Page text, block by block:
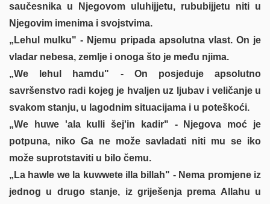
saučesnika u Njegovom uluhijjetu, rububijjetu niti u
Njegovim imenima i svojstvima.
„Lehul mulku" - Njemu pripada apsolutna vlast. On je
vladar nebesa, zemlje i onoga što je među njima.
„We lehul hamdu" - On posjeduje apsolutno
savršenstvo radi kojeg je hvaljen uz ljubav i veličanje u
svakom stanju, u lagodnim situacijama i u poteškoći.
„We huwe 'ala kulli šej'in kadir" - Njegova moć je
potpuna, niko Ga ne može savladati niti mu se iko
može suprotstaviti u bilo čemu.
„La hawle we la kuwwete illa billah" - Nema promjene iz
jednog u drugo stanje, iz griješenja prema Allahu u